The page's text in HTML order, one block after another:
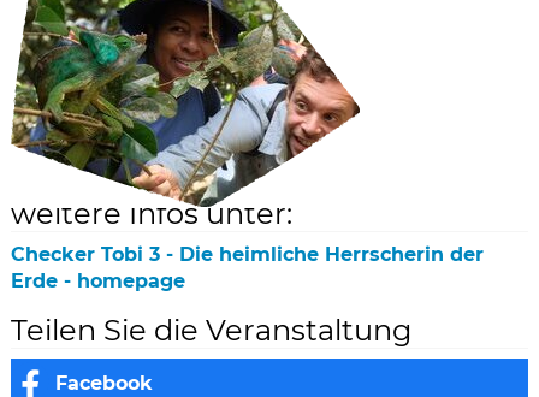
weitere Infos unter:
Checker Tobi 3 - Die heimliche Herrscherin der
Erde - homepage
Teilen Sie die Veranstaltung